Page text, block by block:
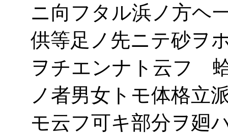
ニ向フタル浜ノ方ヘ
供等足ノ先ニテ砂ヲ
ヲチエンナト云フ
ノ者男女トモ体格立
モ云フ可キ部分ヲ廻